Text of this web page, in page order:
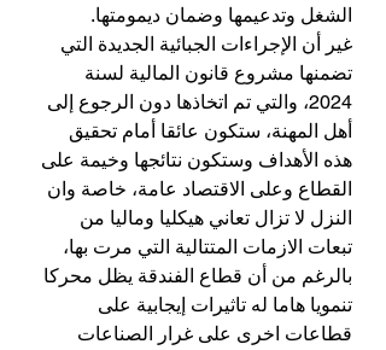
الشغل وتدعيمها وضمان ديمومتها.
غير أن الإجراءات الجبائية الجديدة التي
تضمنها مشروع قانون المالية لسنة
2024، والتي تم اتخاذها دون الرجوع إلى
أهل المهنة، ستكون عائقا أمام تحقيق
هذه الأهداف وستكون نتائجها وخيمة على
القطاع وعلى الاقتصاد عامة، خاصة وان
النزل لا تزال تعاني هيكليا وماليا من
تبعات الازمات المتتالية التي مرت بها،
بالرغم من أن قطاع الفندقة يظل محركا
تنمويا هاما له تاثيرات إيجابية على
قطاعات اخرى على غرار الصناعات